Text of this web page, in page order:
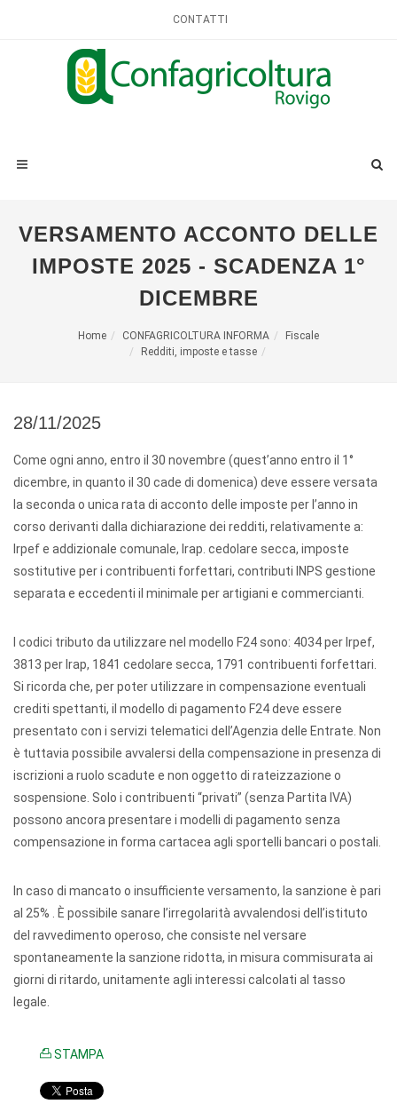
CONTATTI
VERSAMENTO ACCONTO DELLE
IMPOSTE 2025 - SCADENZA 1°
DICEMBRE
Home CONFAGRICOLTURA INFORMA
Fiscale
Redditi, imposte e tasse
28/11/2025
Come ogni anno, entro il 30 novembre (quest’anno entro il 1°
dicembre, in quanto il 30 cade di domenica) deve essere versata
la seconda o unica rata di acconto delle imposte per l’anno in
corso derivanti dalla dichiarazione dei redditi, relativamente a:
Irpef e addizionale comunale, Irap. cedolare secca, imposte
sostitutive per i contribuenti forfettari, contributi INPS gestione
separata e eccedenti il minimale per artigiani e commercianti.
I codici tributo da utilizzare nel modello F24 sono: 4034 per Irpef,
3813 per Irap, 1841 cedolare secca, 1791 contribuenti forfettari.
Si ricorda che, per poter utilizzare in compensazione eventuali
crediti spettanti, il modello di pagamento F24 deve essere
presentato con i servizi telematici dell’Agenzia delle Entrate. Non
è tuttavia possibile avvalersi della compensazione in presenza di
iscrizioni a ruolo scadute e non oggetto di rateizzazione o
sospensione. Solo i contribuenti “privati” (senza Partita IVA)
possono ancora presentare i modelli di pagamento senza
compensazione in forma cartacea agli sportelli bancari o postali.
In caso di mancato o insufficiente versamento, la sanzione è pari
al 25% . È possibile sanare l’irregolarità avvalendosi dell’istituto
del ravvedimento operoso, che consiste nel versare
spontaneamente la sanzione ridotta, in misura commisurata ai
giorni di ritardo, unitamente agli interessi calcolati al tasso
legale.
STAMPA